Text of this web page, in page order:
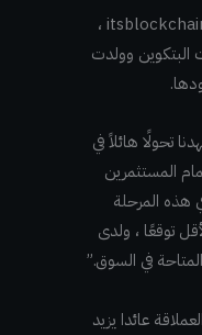
قال Hitesh Malviya ، مؤسس itsblockchain ،
ماتت البتكوين وولدت
تحولًا هائلاً في
المستثمرين
هذه المرحلة
توقعًا ، ولدى
في السوق.”
عائدا يزيد